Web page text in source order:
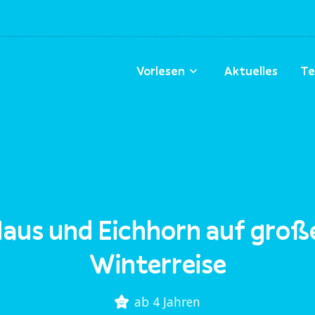
Vorlesen Aktuelles
und Eichhorn auf
Winterreise
ab 4 Jahren